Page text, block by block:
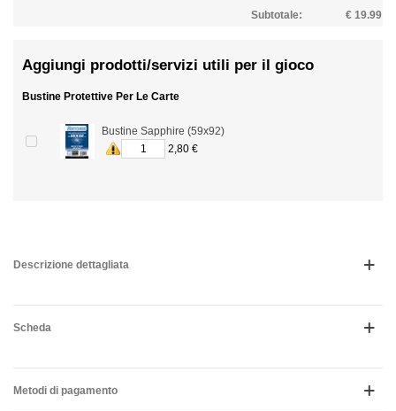
Subtotale: € 19.99
Aggiungi prodotti/servizi utili per il gioco
Bustine Protettive Per Le Carte
Bustine Sapphire (59x92)
2,80 €
Descrizione dettagliata
Scheda
Metodi di pagamento